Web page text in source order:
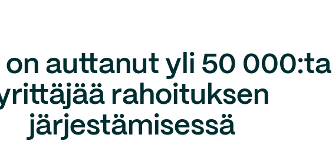
on auttanut yli 50 000:ta
rahoituksen
järjestämisessä